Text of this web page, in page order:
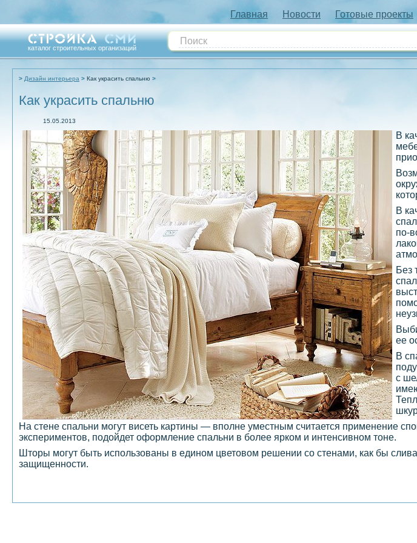
Главная Новости Готовые проекты
каталог строительных организаций
Дизайн интерьера Как украсить спальню
Как украсить спальню
15.05.2013
В
В
по-
Без
ее
В
с
На стене спальни могут висеть картины — вполне уместным считается применение
экспериментов, подойдет оформление спальни в более ярком и интенсивном тоне.
Шторы могут быть использованы в едином цветовом решении со стенами, как бы
защищенности.